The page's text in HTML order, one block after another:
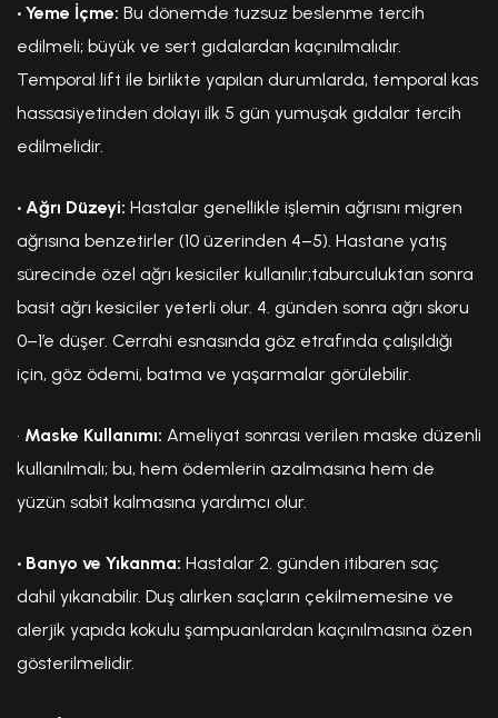
• Yeme İçme: Bu dönemde tuzsuz beslenme tercih
edilmeli; büyük ve sert gıdalardan kaçınılmalıdır.
Temporal lift ile birlikte yapılan durumlarda, temporal kas
hassasiyetinden dolayı ilk 5 gün yumuşak gıdalar tercih
edilmelidir.
• Ağrı Düzeyi: Hastalar genellikle işlemin ağrısını migren
ağrısına benzetirler (10 üzerinden 4–5). Hastane yatış
sürecinde özel ağrı kesiciler kullanılır;taburculuktan sonra
basit ağrı kesiciler yeterli olur. 4. günden sonra ağrı skoru
0–1’e düşer. Cerrahi esnasında göz etrafında çalışıldığı
için, göz ödemi, batma ve yaşarmalar görülebilir.
• Maske Kullanımı: Ameliyat sonrası verilen maske düzenli
kullanılmalı; bu, hem ödemlerin azalmasına hem de
yüzün sabit kalmasına yardımcı olur.
• Banyo ve Yıkanma: Hastalar 2. günden itibaren saç
dahil yıkanabilir. Duş alırken saçların çekilmemesine ve
alerjik yapıda kokulu şampuanlardan kaçınılmasına özen
gösterilmelidir.